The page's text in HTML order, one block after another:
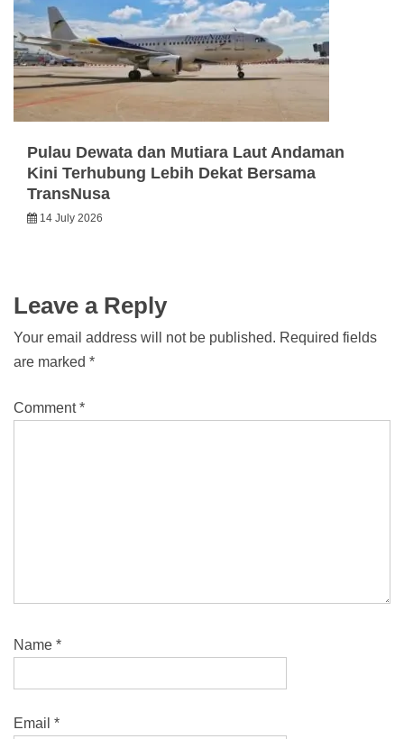
Pulau Dewata dan Mutiara Laut Andaman
Kini Terhubung Lebih Dekat Bersama
TransNusa
14 July 2026
Leave a Reply
Your email address will not be published. Required fields
are marked *
Comment*
Name *
Email *